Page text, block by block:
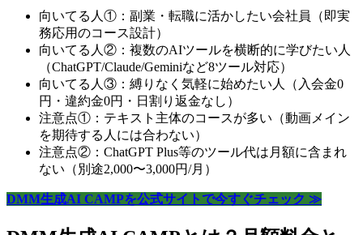
向いてる人①：副業・転職に活かしたい会社員（即実
務応用のコース設計）
向いてる人②：複数のAIツールを横断的に学びたい人
（ChatGPT/Claude/Geminiなど8ツール対応）
向いてる人③：縛りなく気軽に始めたい人（入会金0
円・違約金0円・日割り返金なし）
注意点①：テキスト主体のコースが多い（動画メイン
を期待する人には合わない）
注意点②：ChatGPT Plus等のツール代は月額に含まれ
ない（別途2,000〜3,000円/月）
DMM生成AI CAMPを公式サイトで今すぐチェック ≫